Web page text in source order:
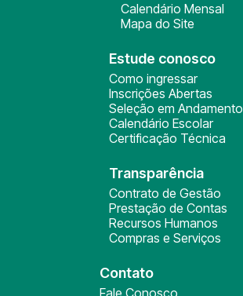
Calendário Mensal
Mapa do Site
Estude conosco
Como ingressar
Inscrições Abertas
Seleção em Andamento
Calendário Escolar
Certificação Técnica
Transparência
Contrato de Gestão
Prestação de Contas
Recursos Humanos
Compras e Serviços
Contato
Fale Conosco